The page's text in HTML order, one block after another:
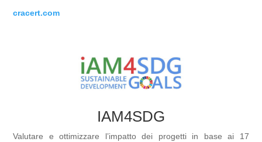
cracert.com
IAM4SDG
Valutare e ottimizzare l’impatto dei progetti in base ai 17